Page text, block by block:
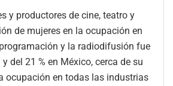
y productores de cine, teatro y
de mujeres en la ocupación en
y la radiodifusión fue
del 21 % en México, cerca de su
ocupación en todas las industrias